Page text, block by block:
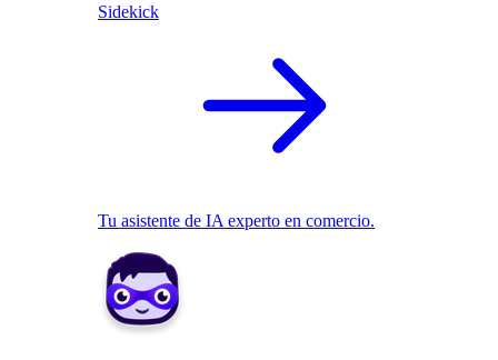
Sidekick
Tu asistente de IA experto en comercio.